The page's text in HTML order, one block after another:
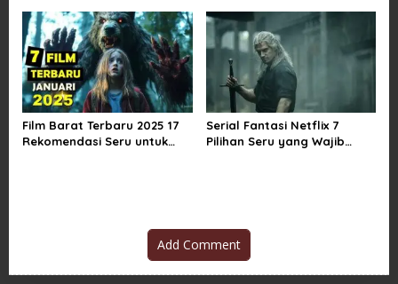
Film Barat Terbaru 2025 17
Rekomendasi Seru untuk
Serial Fantasi Netflix 7
Pilihan Seru yang Wajib
Add Comment